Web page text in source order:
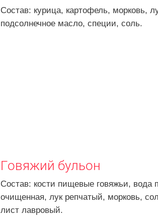
Состав: курица, картофель, морковь,
подсолнечное масло, специи, соль.
Говяжий бульон
Состав: кости пищевые говяжьи, вода
очищенная, лук репчатый, морковь,
лист лавровый.